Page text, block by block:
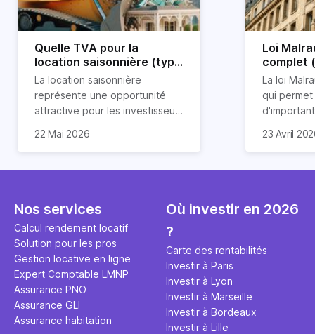
Quelle TVA pour la
location saisonnière (type
airbnb) ?
La location saisonnière
représente une opportunité
attractive pour les investisseurs
patrimoine et générer des
Cependant, il est crucial de
notamment la TVA, afin
Et qu’a-t-on appris à la rentrée
la TVA est généralisé pour les
saisonnière dans certaines
cet article.
22 Mai 2026
Loi
complet
La loi
qui
dimension
complet !
23 Avril
Nos services
Calcul rendement locatif
Solution pour les pros
Gestion locative en ligne
Expert Comptable LMNP
Assurance PNO
Assurance GLI
Assurance habitation
Où investir en 2026
?
Carte des rentabilités
Investir à Paris
Investir à Lyon
Investir à Marseille
Investir à Bordeaux
Investir à Lille